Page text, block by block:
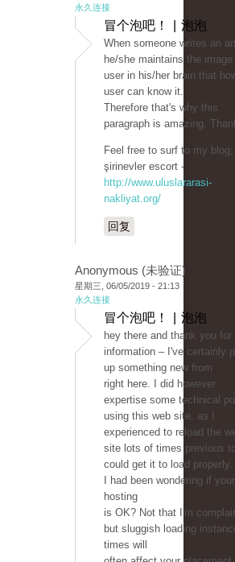
永久连接
冒个泡吧！ | 泡泡
When someone writes an
he/she maintains the
user in his/her brain that
user can know it.
Therefore that's why this
paragraph is amazing.
Feel free to surf to my blog;
şirinevler escort -
http://www.uluslararasi-
nakliyat.org/
回复
Anonymous (未验证)
星期三, 06/05/2019 - 21:13
永久连接
冒个泡吧！ | 泡泡
hey there and thank you for
information – I've certainly
up something new from
right here. I did however
expertise some technical
using this web site, as I
experienced to reload the
site lots of times previous
could get it to load properly.
I had been wondering if
hosting
is OK? Not that I'm
but sluggish loading
times will